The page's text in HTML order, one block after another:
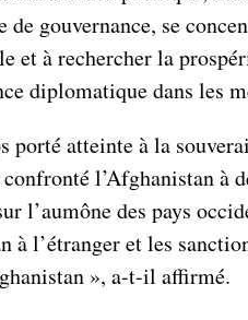
gouvernance, se
à rechercher la
diplomatique dans les
atteinte à la
l’Afghanistan à
l’aumône des pays
l’étranger et les
», a-t-il affirmé.